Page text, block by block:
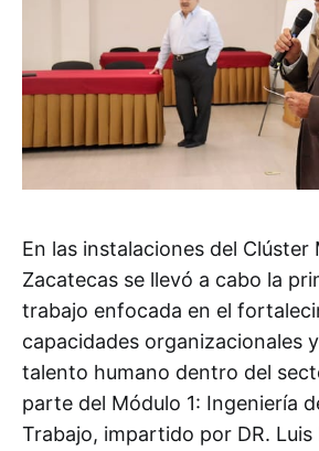
En las instalaciones del Clúster
Zacatecas se llevó a cabo la
trabajo enfocada en el
capacidades organizacionales
talento humano dentro del
parte del Módulo 1: Ingeniería
Trabajo, impartido por DR.